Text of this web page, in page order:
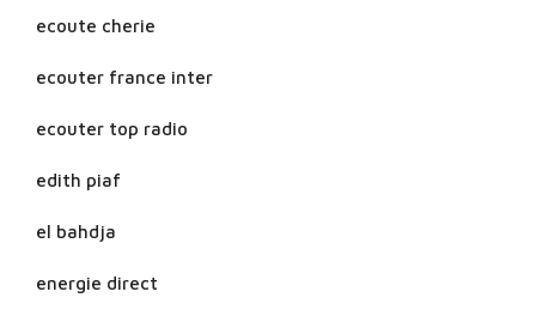
ecoute cherie
ecouter france inter
ecouter top radio
edith piaf
el bahdja
energie direct